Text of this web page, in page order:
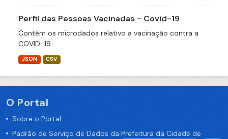
Perfil das Pessoas Vacinadas - Covid-19
Contém os microdados relativo a vacinação contra a
COVID-19
JSON CSV
O Portal
Sobre o Portal
Padrão de Serviço de Dados da Prefeitura da Cidade de